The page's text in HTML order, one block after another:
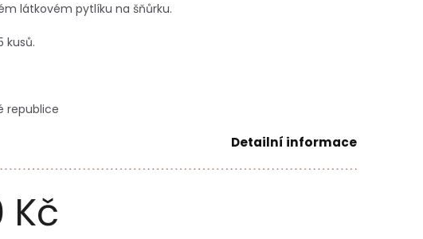
Kč
látkovém pytlíku na šňůrku.
kusů.
republice
Detailní informace